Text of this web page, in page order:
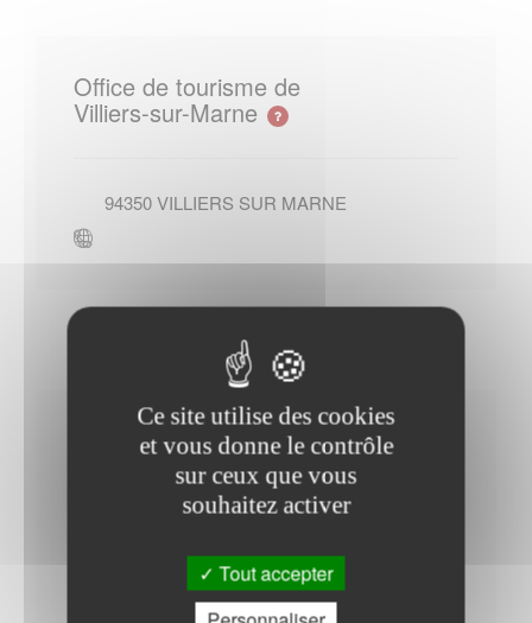
Office de tourisme de
Villiers-sur-Marne
94350VILLIERS SUR MARNE
Horaires Mairie
Du Lundi au Jeudi : - 08h30 à 12h00 - 13h30 à
Ce site utilise des cookies
et vous donne le contrôle
sur ceux que vous
souhaitez activer
Tout accepter